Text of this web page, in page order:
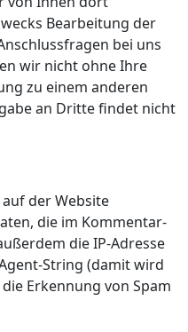
Bearbeitung der
bei uns
wir nicht ohne Ihre
zu einem anderen
an Dritte findet nicht
der Website
die im Kommentar-
die IP-Adresse
String (damit wird
Erkennung von Spam